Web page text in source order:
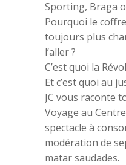
Sporting, Braga
Pourquoi le
toujours plus
l’aller ?
C’est quoi la
Et c’est quoi au
JC vous raconte
Voyage au
spectacle à
modération de
matar saudades.